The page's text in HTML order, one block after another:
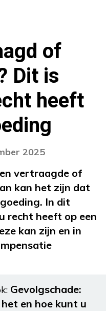
of
Dit is
heeft
2025
vertraagde of
kan het zijn dat
In dit
recht heeft op een
kan zijn en in
Gevolgschade:
en hoe kunt u